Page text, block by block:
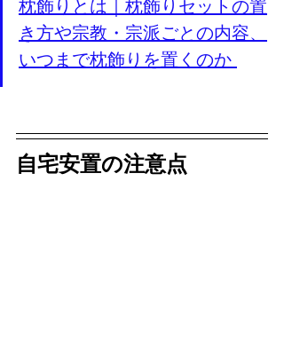
枕飾りとは｜枕飾りセットの置
き方や宗教・宗派ごとの内容、
いつまで枕飾りを置くのか
自宅安置の注意点